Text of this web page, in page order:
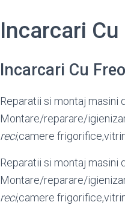
Incarcari Cu
Incarcari Cu
Reparatii si montaj masini
Montare/reparare/
reci,camere
Reparatii si montaj masini
Montare/reparare/
reci,camere